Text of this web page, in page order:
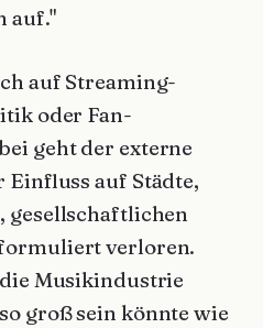
auf."
auf Streaming-
oder Fan-
geht der externe
auf Städte,
gesellschaftlichen
verloren.
Musikindustrie
groß sein könnte wie